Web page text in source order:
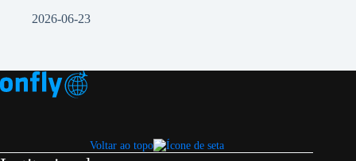
2026-06-23
Voltar ao topo